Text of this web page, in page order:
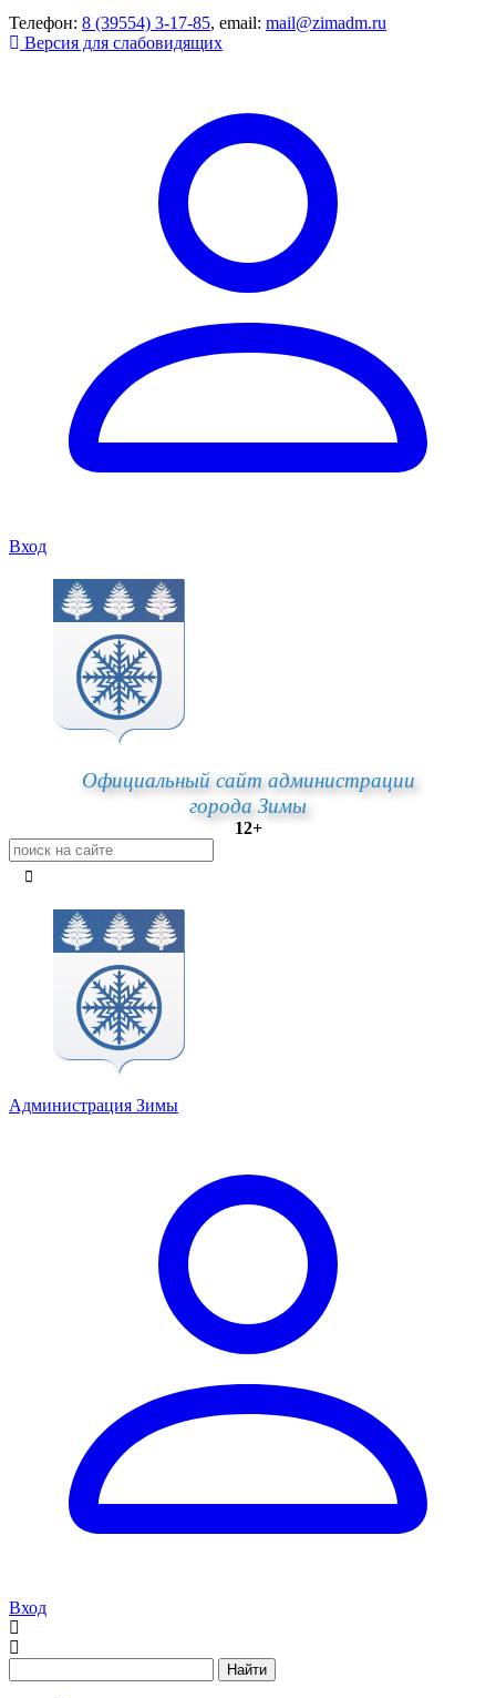
Телефон: 8 (39554) 3-17-85, email: mail@zimadm.ru
Версия для слабовидящих
Вход
Официальный сайт администрации
города Зимы
12+
Администрация Зимы
Вход
Найти